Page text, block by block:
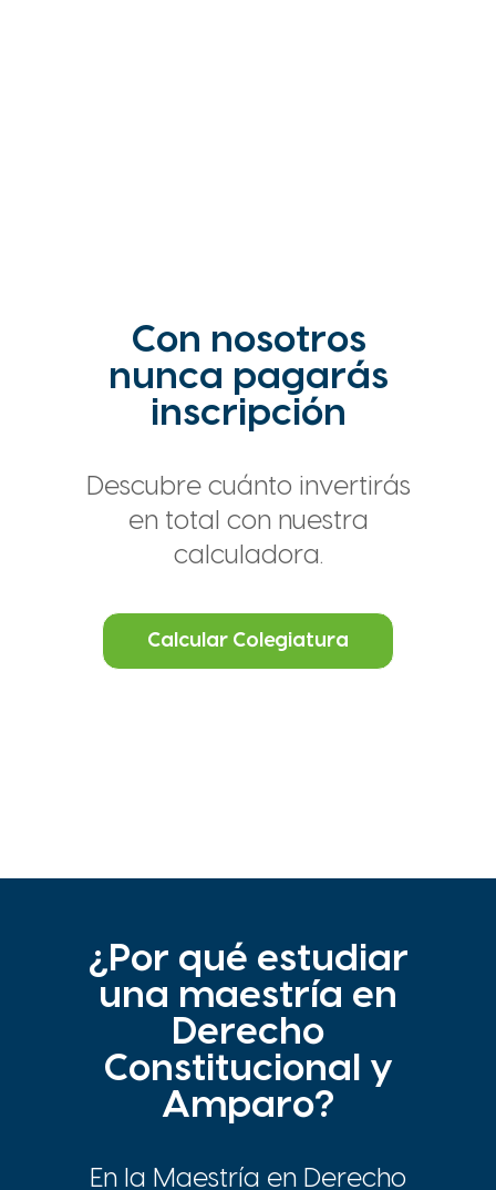
Con nosotros
nunca pagarás
inscripción
Descubre cuánto invertirás
en total con nuestra
calculadora.
Calcular Colegiatura
¿Por qué estudiar
una maestría en
Derecho
Constitucional y
Amparo?
En la Maestría en Derecho